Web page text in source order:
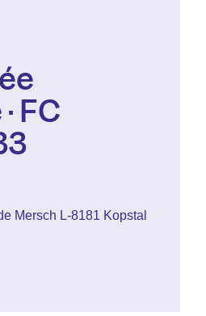
FC
Mersch L-8181 Kopstal